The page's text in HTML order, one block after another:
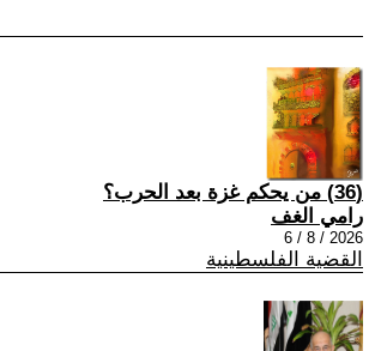
(36) من يحكم غزة بعد الحرب؟
رامي الغف
2026 / 8 / 6
القضية الفلسطينية